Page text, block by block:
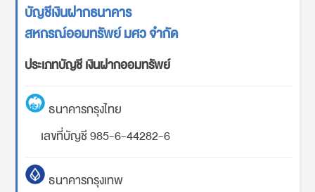
บัญชีเงินฝากธนาคาร
สหกรณ์ออมทรัพย์ มศว จำกัด
ประเภทบัญชี เงินฝากออมทรัพย์
ธนาคารกรุงไทย
เลขที่บัญชี 985-6-44282-6
ธนาคารกรุงเทพ